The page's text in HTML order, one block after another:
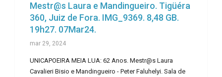
Mestr@s Laura e Mandingueiro. Tigüéra
360, Juiz de Fora. IMG_9369. 8,48 GB.
19h27. 07Mar24.
mar 29, 2024
UNICAPOEIRA MEIA LUA: 62 Anos. Mestr@s Laura
Cavalieri Bisio e Mandingueiro - Peter Faluhelyi. Sala de